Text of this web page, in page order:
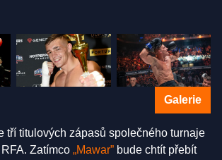
Galerie
tří titulových zápasů společného turnaje
Zatímco „Mawar” bude chtít přebít